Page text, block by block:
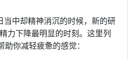
当中却精神消沉的时候，新的研
力下降最明显的时刻。这里列
你减轻疲惫的感觉：